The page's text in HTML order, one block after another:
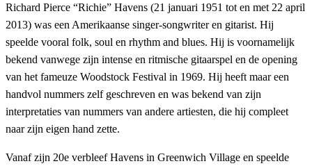
Richard Pierce “Richie” Havens (21 januari 1951 tot en met 22 april
2013) was een Amerikaanse singer-songwriter en gitarist. Hij
speelde vooral folk, soul en rhythm and blues. Hij is voornamelijk
bekend vanwege zijn intense en ritmische gitaarspel en de opening
van het fameuze Woodstock Festival in 1969. Hij heeft maar een
handvol nummers zelf geschreven en was bekend van zijn
interpretaties van nummers van andere artiesten, die hij compleet
naar zijn eigen hand zette.
Vanaf zijn 20e verbleef Havens in Greenwich Village en speelde